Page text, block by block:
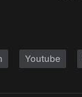
Youtube